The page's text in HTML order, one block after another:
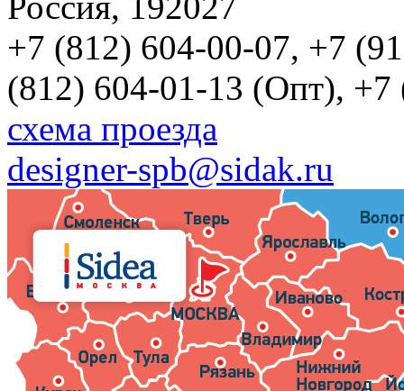
+7 (812) 604-00-07, +7
(812) 604-01-13 (Опт), +7
схема проезда
designer-spb@sidak.ru